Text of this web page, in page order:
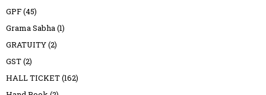
GPF(45)
Grama Sabha(1)
GRATUITY(2)
GST(2)
HALL TICKET(162)